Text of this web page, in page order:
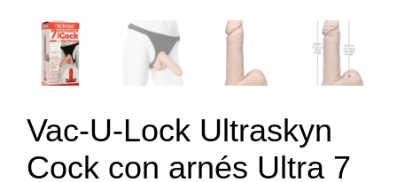
Vac-U-Lock Ultraskyn
Cock con arnés Ultra 7